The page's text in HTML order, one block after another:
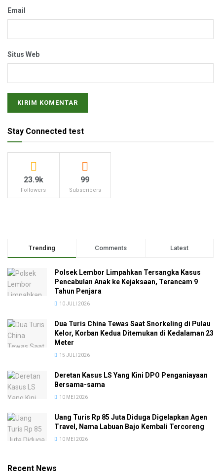
Email
Situs Web
Stay Connected test
23.9k
Followers
99
Subscribers
Trending Comments Latest
Polsek Lembor Limpahkan Tersangka Kasus
Pencabulan Anak ke Kejaksaan, Terancam 9
Tahun Penjara
10 JULI 2026
Dua Turis China Tewas Saat Snorkeling di Pulau
Kelor, Korban Kedua Ditemukan di Kedalaman 23
Meter
15 JULI 2026
Deretan Kasus LS Yang Kini DPO Penganiayaan
Bersama-sama
10 MEI 2026
Uang Turis Rp 85 Juta Diduga Digelapkan Agen
Travel, Nama Labuan Bajo Kembali Tercoreng
10 MEI 2026
Recent News